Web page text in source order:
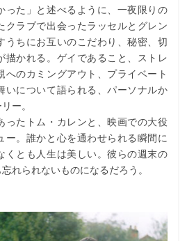
った」と述べるように、一夜限りの
クラブで出会ったラッセルとグレン
うちにお互いのこだわり、秘密、切
描かれる。ゲイであること、ストレ
へのカミングアウト、プライベート
いについて語られる、パーソナルか
ー。
ったトム・カレンと、映画での大役
ー。誰かと心を通わせられる瞬間に
くとも人生は美しい。彼らの週末の
れられないものになるだろう。